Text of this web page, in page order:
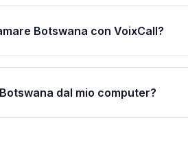
Botswana con VoixCall?
dal mio computer?